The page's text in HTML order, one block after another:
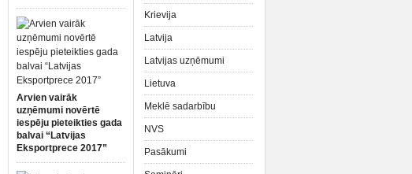
Arvien vairāk
uzņēmumi novērtē
iespēju pieteikties gada
balvai “Latvijas
Eksportprece 2017”
Krievija
Latvija
Latvijas uzņēmumi
Lietuva
Meklē sadarbību
NVS
Pasākumi